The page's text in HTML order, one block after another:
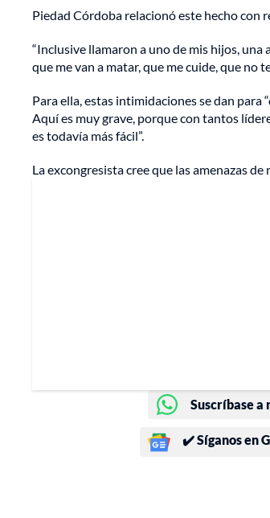
Piedad Córdoba relacionó este hecho con
“Inclusive llamaron a uno de mis hijos,
que me van a matar, que me cuide, que no
Para ella, estas intimidaciones se dan para
Aquí es muy grave, porque con tantos
es todavía más fácil”.
La excongresista cree que las amenazas
Suscríbase a
✔️ Síganos en